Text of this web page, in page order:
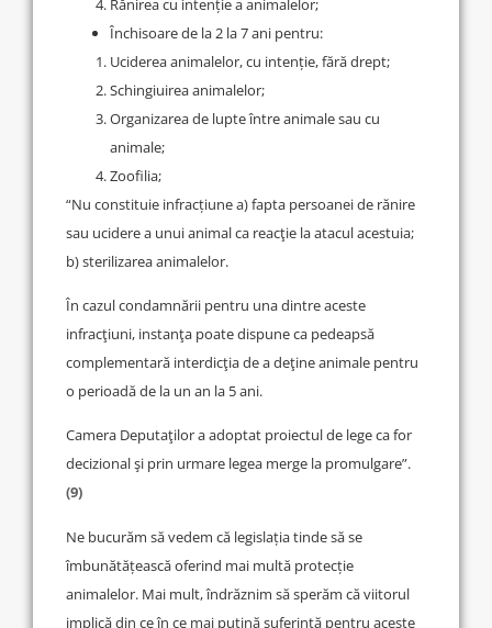
Rănirea cu intenție a animalelor;
Închisoare de la 2 la 7 ani pentru:
Uciderea animalelor, cu intenție, fără drept;
Schingiuirea animalelor;
Organizarea de lupte între animale sau cu
animale;
Zoofilia;
“Nu constituie infracțiune a) fapta persoanei de rănire
sau ucidere a unui animal ca reacţie la atacul acestuia;
b) sterilizarea animalelor.
În cazul condamnării pentru una dintre aceste
infracţiuni, instanţa poate dispune ca pedeapsă
complementară interdicţia de a deţine animale pentru
o perioadă de la un an la 5 ani.
Camera Deputaţilor a adoptat proiectul de lege ca for
decizional şi prin urmare legea merge la promulgare”.
(9)
Ne bucurăm să vedem că legislația tinde să se
îmbunătățească oferind mai multă protecție
animalelor. Mai mult, îndrăznim să sperăm că viitorul
implică din ce în ce mai puțină suferință pentru aceste